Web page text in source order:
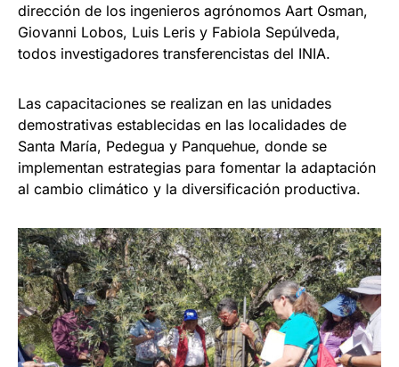
dirección de los ingenieros agrónomos Aart Osman,
Giovanni Lobos, Luis Leris y Fabiola Sepúlveda,
todos investigadores transferencistas del INIA.
Las capacitaciones se realizan en las unidades
demostrativas establecidas en las localidades de
Santa María, Pedegua y Panquehue, donde se
implementan estrategias para fomentar la adaptación
al cambio climático y la diversificación productiva.